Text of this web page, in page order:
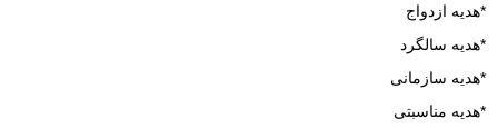
*هدیه ازدواج
*هدیه سالگرد
*هدیه سازمانی
*هدیه مناسبتی